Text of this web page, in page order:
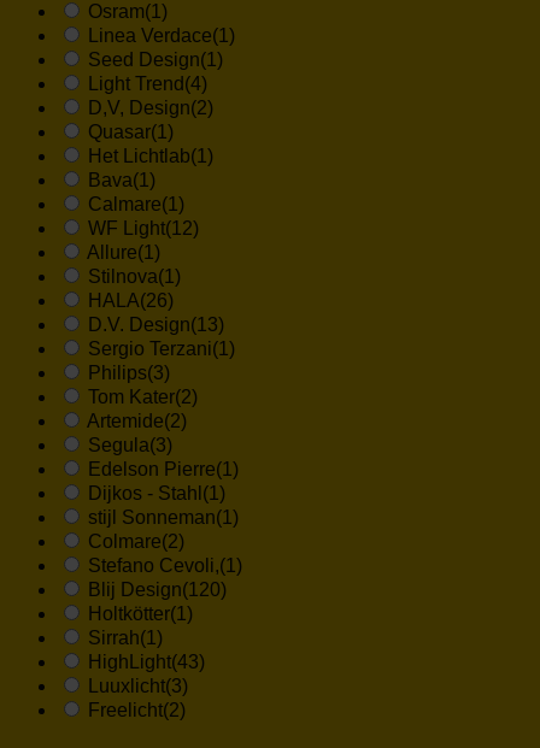
Osram(1)
Linea Verdace(1)
Seed Design(1)
Light Trend (4)
D,V, Design(2)
Quasar(1)
Het Lichtlab(1)
Bava(1)
Calmare(1)
WF Light(12)
Allure(1)
Stilnova(1)
HALA(26)
D.V. Design(13)
Sergio Terzani(1)
Philips(3)
Tom Kater(2)
Artemide(2)
Segula(3)
Edelson Pierre(1)
Dijkos - Stahl (1)
stijl Sonneman(1)
Colmare(2)
Stefano Cevoli,(1)
Blij Design(120)
Holtkötter(1)
Sirrah(1)
HighLight(43)
Luuxlicht(3)
Freelicht(2)